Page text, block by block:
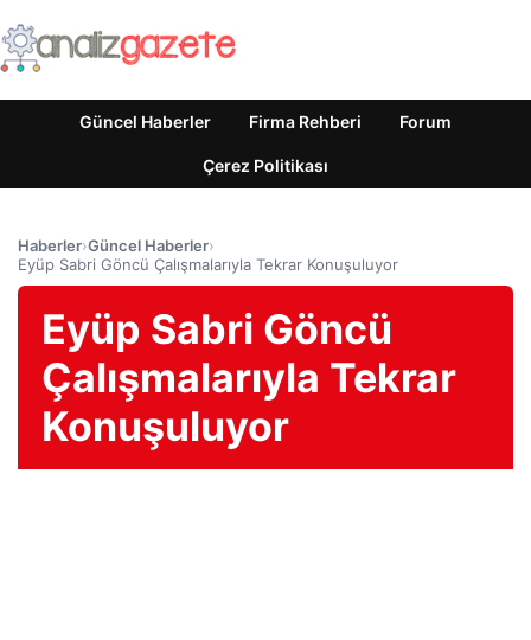
Güncel Haberler Firma Rehberi Forum
Çerez Politikası
Haberler›Güncel Haberler›
Eyüp Sabri Göncü Çalışmalarıyla Tekrar Konuşuluyor
Eyüp Sabri Göncü
Çalışmalarıyla Tekrar
Konuşuluyor